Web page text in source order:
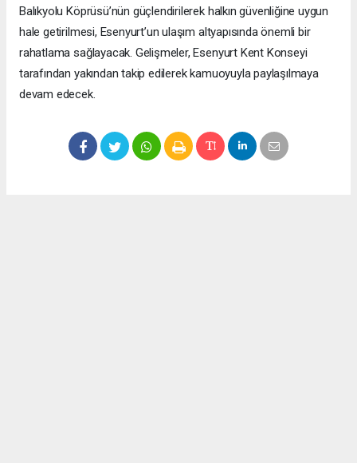
Balıkyolu Köprüsü’nün güçlendirilerek halkın güvenliğine uygun
hale getirilmesi, Esenyurt’un ulaşım altyapısında önemli bir
rahatlama sağlayacak. Gelişmeler, Esenyurt Kent Konseyi
tarafından yakından takip edilerek kamuoyuyla paylaşılmaya
devam edecek.